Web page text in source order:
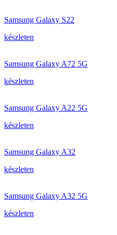
Samsung Galaxy S22
készleten
Samsung Galaxy A72 5G
készleten
Samsung Galaxy A22 5G
készleten
Samsung Galaxy A32
készleten
Samsung Galaxy A32 5G
készleten